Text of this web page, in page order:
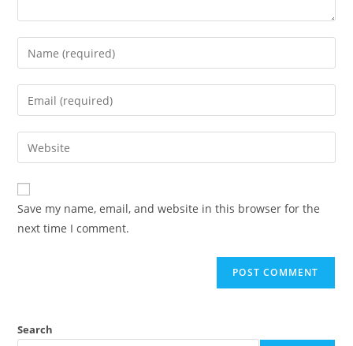
Save my name, email, and website in this browser for the
next time I comment.
Search